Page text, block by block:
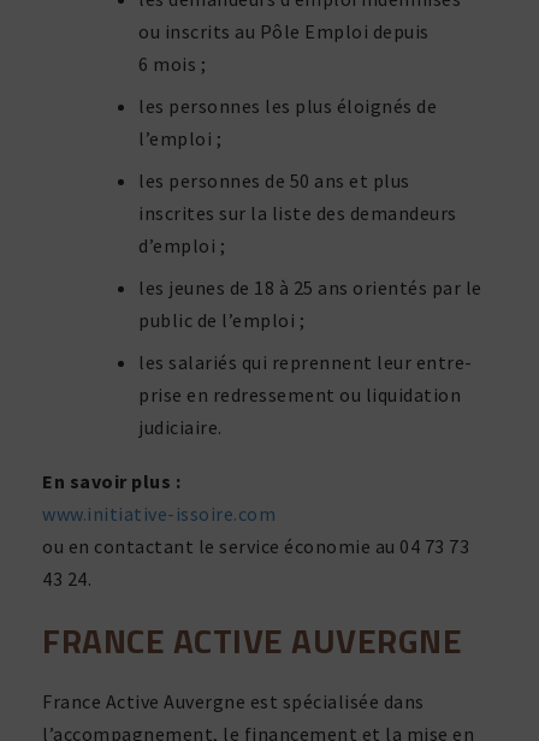
ou inscrits au Pôle Emploi depuis
6 mois ;
les personnes les plus éloi­gnés de
l’emploi ;
les personnes de 50 ans et plus
inscrites sur la liste des deman­deurs
d’emploi ;
les jeunes de 18 à 25 ans orientés par le
public de l’emploi ;
les sala­riés qui reprennent leur entre­
prise en redres­se­ment ou liqui­da­tion
judiciaire.
En savoir plus :
www.initiative-issoire.com
ou en contac­tant le service économie au 04 73 73
43 24.
FRANCE ACTIVE AUVERGNE
France Active Auvergne est spécia­lisée dans
l’accompagnement, le finan­ce­ment et la mise en